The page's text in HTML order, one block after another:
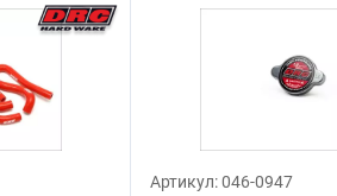
Артикул:046-0947